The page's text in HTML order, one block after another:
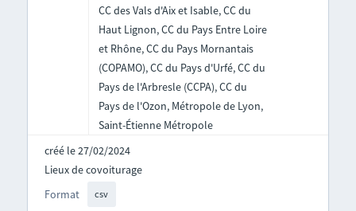
CC des Vals d'Aix et Isable, CC du
Haut Lignon, CC du Pays Entre Loire
et Rhône, CC du Pays Mornantais
(COPAMO), CC du Pays d'Urfé, CC du
Pays de l'Arbresle (CCPA), CC du
Pays de l'Ozon, Métropole de Lyon,
Saint-Étienne Métropole
créé le 27/02/2024
Format csv
Lieux de covoiturage